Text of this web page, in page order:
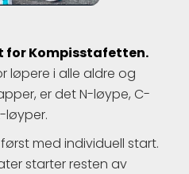
for Kompisstafetten.
løpere i alle aldre og
er det N-løype, C-
løyper.
med individuell start.
starter resten av